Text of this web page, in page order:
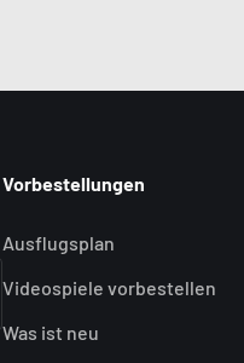
Vorbestellungen
Ausflugsplan
Videospiele vorbestellen
Was ist neu